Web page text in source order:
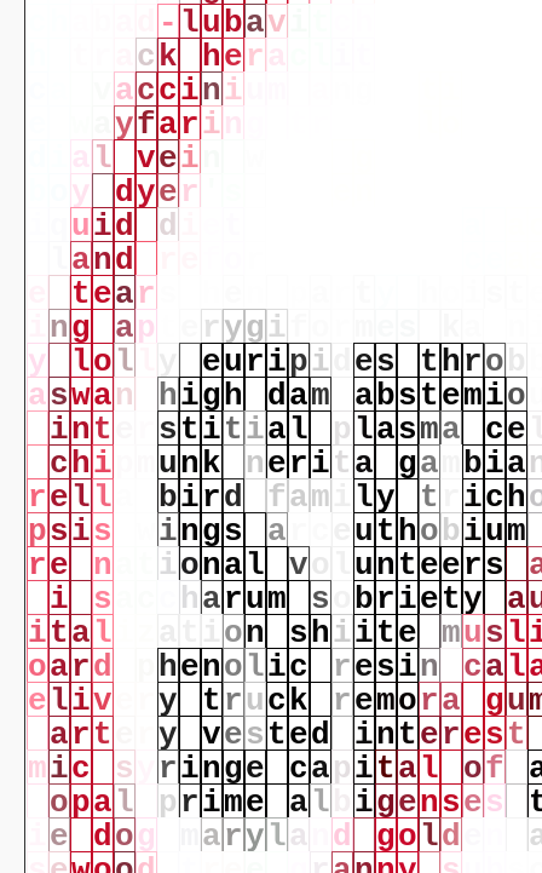
- lubav
c k he r
accini
yfari
l vei
y dye r
uid d
and
tear
ng ap r yg i
y
lo l eu ripi es th ro
aswan high dam abs temio
in t s tit ial p lasma ce
chi un k nerit a ga bia
rell bird fam ly t ich
psis ings a u thobium
re n ional v un teers
i
s harum s briety a
ita l on shiite mus l
oard heno lic resin cal
eliv y t r uc k remora gu
ar t y ves ted in teres t
mic s ringe capital of
opa l p rime a l igenses
e dog ary la d gold